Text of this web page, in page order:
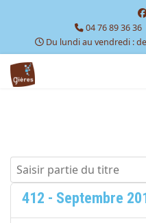
04 76 89 36 36
Du lundi au vendredi :
Saisir partie du titre
412 - Septembre